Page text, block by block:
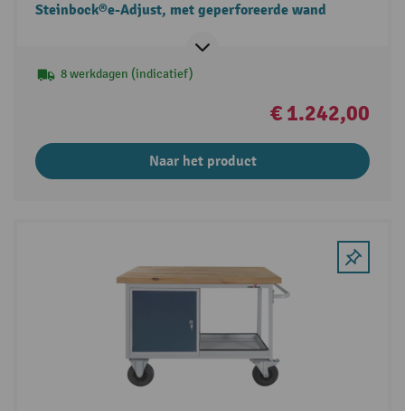
Steinbock®e-Adjust, met geperforeerde wand
8 werkdagen (indicatief)
€ 1.242,00
Naar het product